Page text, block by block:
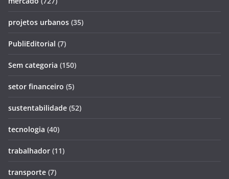
projetos urbanos (35)
PubliEditorial (7)
Sem categoria (150)
setor financeiro (5)
sustentabilidade (52)
tecnologia (40)
trabalhador (11)
transporte (7)